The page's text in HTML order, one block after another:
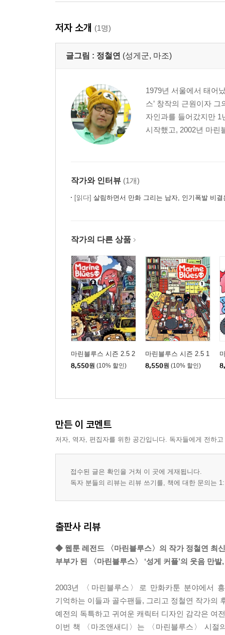
27 다나까 낚시 여행 : 왜 / 선곡 / 지렁이 / 낚시왕
28 쓰레기Ⅰ / 쓰레기Ⅱ / 자이언트 / 가족용어
29 막되먹은 판다씨 : 판다 자동차 / 판다 제과 / 판
31 인텔&PC 워크샵 : 명단 / 얼리 김부장&고부장 /
32 눈에는 눈 이에는 이 / 무뚝뚝한 새디 / 귀 청소 /
33 고통도 함께 / 돌이킬 수 없는 / 조카들Ⅰ / 조카
34 추석 / 사랑받는 며느리 프로젝트 / 췕
35 쿠폰 / 섭섭한 새디 / 형부와 갈비 사건 / 달콤한
38 외전 일본여행 : 첫째 날 / 둘째 날 / 셋째 날 / 넷
40 맥스 페인 / 벌써 1년 / 빨래 / 송이
43 새디, 치과에 가다 / 아이폰 디스 / 죽페어 / 희소
44 가족회의 / 현장 / 택배 / The York
45 자학의 시 / 사투리 / 천천히 / 성대모사
46 불편한 진실 / 선물 / 멍 / 인사치레
47 좋은 날 / 남편의 취미 / 코스프레 / 새해 목표 /
48 2010 Best of The Year 마조&새디가 맘대로 뽑
49 사과 / 바라는 것 / 해피뉴이어 / 최선
50 겨울 이야기 / 흑마늘 / MRI / 언젠가는
52 마가이버
55 마조네 연쇄 잔소리 사건
57 쿠폰 / 왜 / 부쩍 / 라면
58 우리 남편이 달라졌어요
61 홍삼이 / 관리 / 데자뷰 / 스캐너
63 민방위 / 재연 / 인공호흡 / 주둥이 소생술
65 결혼기념일
66 묘한 쾌감 / 물청소 / 비주얼부스트 / 셀프 세차
저자 소개 (1명)
글그림 : 정철연 (성게군, 마조)
1979년 서울에서 태어
스’ 창작의 근원이자
자인과를 들어갔지만
시작했고, 2002년 마린
작가와 인터뷰 (1개)
[읽다] 살림하면서 만화 그리는 남자, 인기폭발 비결은… -
작가의 다른 상품
마린블루스 시즌 2.5 2
8,550원 (10% 할인)
마린블루스 시즌 2.5 1
8,550원 (10% 할인)
만든 이 코멘트
저자, 역자, 편집자를 위한 공간입니다. 독자들에게 전하
접수된 글은 확인을 거쳐 이 곳에 게재됩니다.
독자 분들의 리뷰는 리뷰 쓰기를, 책에 대한 문의는
출판사 리뷰
◆ 웹툰 레전드 〈마린블루스〉의 작가 정철연 최
부부가 된 〈마린블루스〉 ‘성게 커플’의 웃음 만
2003년 〈마린블루스〉로 만화카툰 분야에서
기억하는 이들과 골수팬들, 그리고 정철연 작가의
예전의 독특하고 귀여운 캐릭터 디자인 감각은 여
이번 책 〈마조앤새디〉는 〈마린블루스〉 시절의